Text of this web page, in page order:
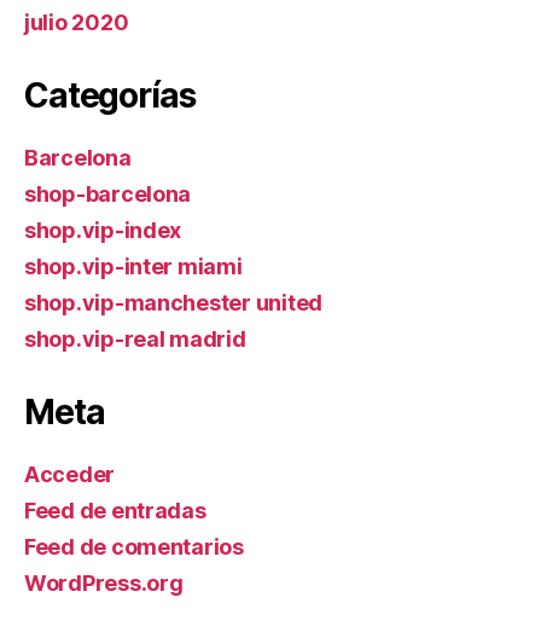
julio 2020
Categorías
Barcelona
shop-barcelona
shop.vip-index
shop.vip-inter miami
shop.vip-manchester united
shop.vip-real madrid
Meta
Acceder
Feed de entradas
Feed de comentarios
WordPress.org